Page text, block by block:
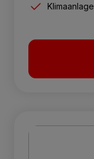
Klimaanlage